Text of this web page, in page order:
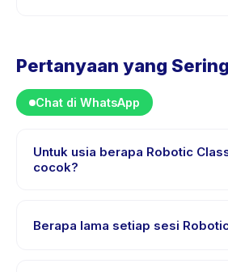
Pertanyaan yang
Chat di WhatsApp
Untuk usia berapa Robotic
cocok?
sampai 6 tahun. Instruktur
berbagai tingkat kemampuan
Berapa lama setiap sesi